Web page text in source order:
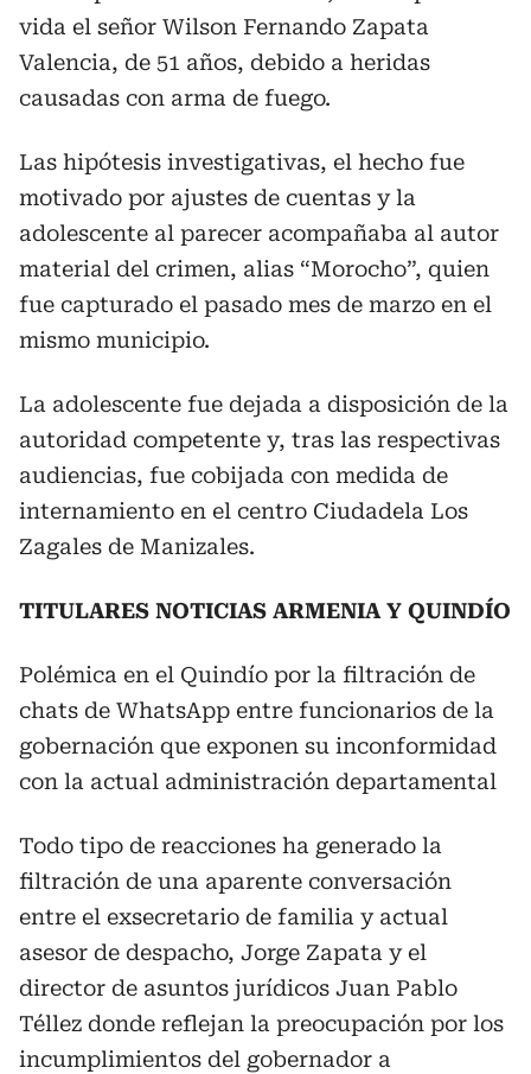
vida el señor Wilson Fernando Zapata
Valencia, de 51 años, debido a heridas
causadas con arma de fuego.
Las hipótesis investigativas, el hecho fue
motivado por ajustes de cuentas y la
adolescente al parecer acompañaba al autor
material del crimen, alias “Morocho”, quien
fue capturado el pasado mes de marzo en el
mismo municipio.
La adolescente fue dejada a disposición de la
autoridad competente y, tras las respectivas
audiencias, fue cobijada con medida de
internamiento en el centro Ciudadela Los
Zagales de Manizales.
TITULARES NOTICIAS ARMENIA Y QUINDÍO
Polémica en el Quindío por la filtración de
chats de WhatsApp entre funcionarios de la
gobernación que exponen su inconformidad
con la actual administración departamental
Todo tipo de reacciones ha generado la
filtración de una aparente conversación
entre el exsecretario de familia y actual
asesor de despacho, Jorge Zapata y el
director de asuntos jurídicos Juan Pablo
Téllez donde reflejan la preocupación por los
incumplimientos del gobernador a